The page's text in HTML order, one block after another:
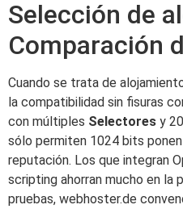
Selección de
Comparación
Cuando se trata de
la compatibilidad sin fisuras
con múltiples Selectores y
sólo permiten 1024 bits
reputación. Los que integran
scripting ahorran mucho en la
pruebas, webhoster.de